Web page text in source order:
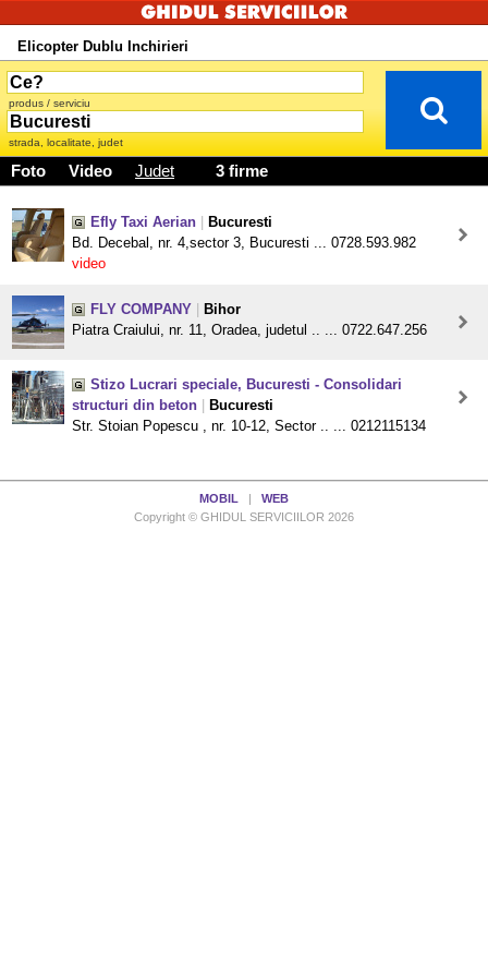
Elicopter Dublu Inchirieri
produs / serviciu
strada, localitate, judet
Foto Video Judet 3 firme
Efly Taxi Aerian
Bucuresti
Bd. Decebal, nr. 4,sector 3, Bucuresti ... 0728.593.982
video
FLY COMPANY
Bihor
Piatra Craiului, nr. 11, Oradea, judetul .. ... 0722.647.256
Stizo Lucrari speciale, Bucuresti - Consolidari
structuri din beton
Bucuresti
Str. Stoian Popescu , nr. 10-12, Sector .. ... 0212115134
MOBIL
WEB
Copyright © GHIDUL SERVICIILOR 2026